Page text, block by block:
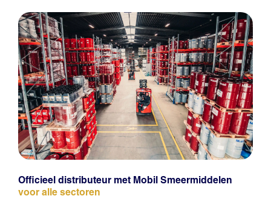
Officieel distributeur met Mobil Smeermiddelen
voor alle sectoren